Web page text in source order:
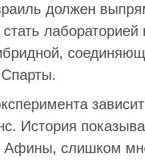
должен
История
Афины, слишком